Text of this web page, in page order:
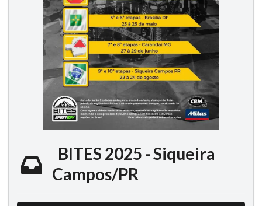
BITES 2025 - Siqueira
Campos/PR